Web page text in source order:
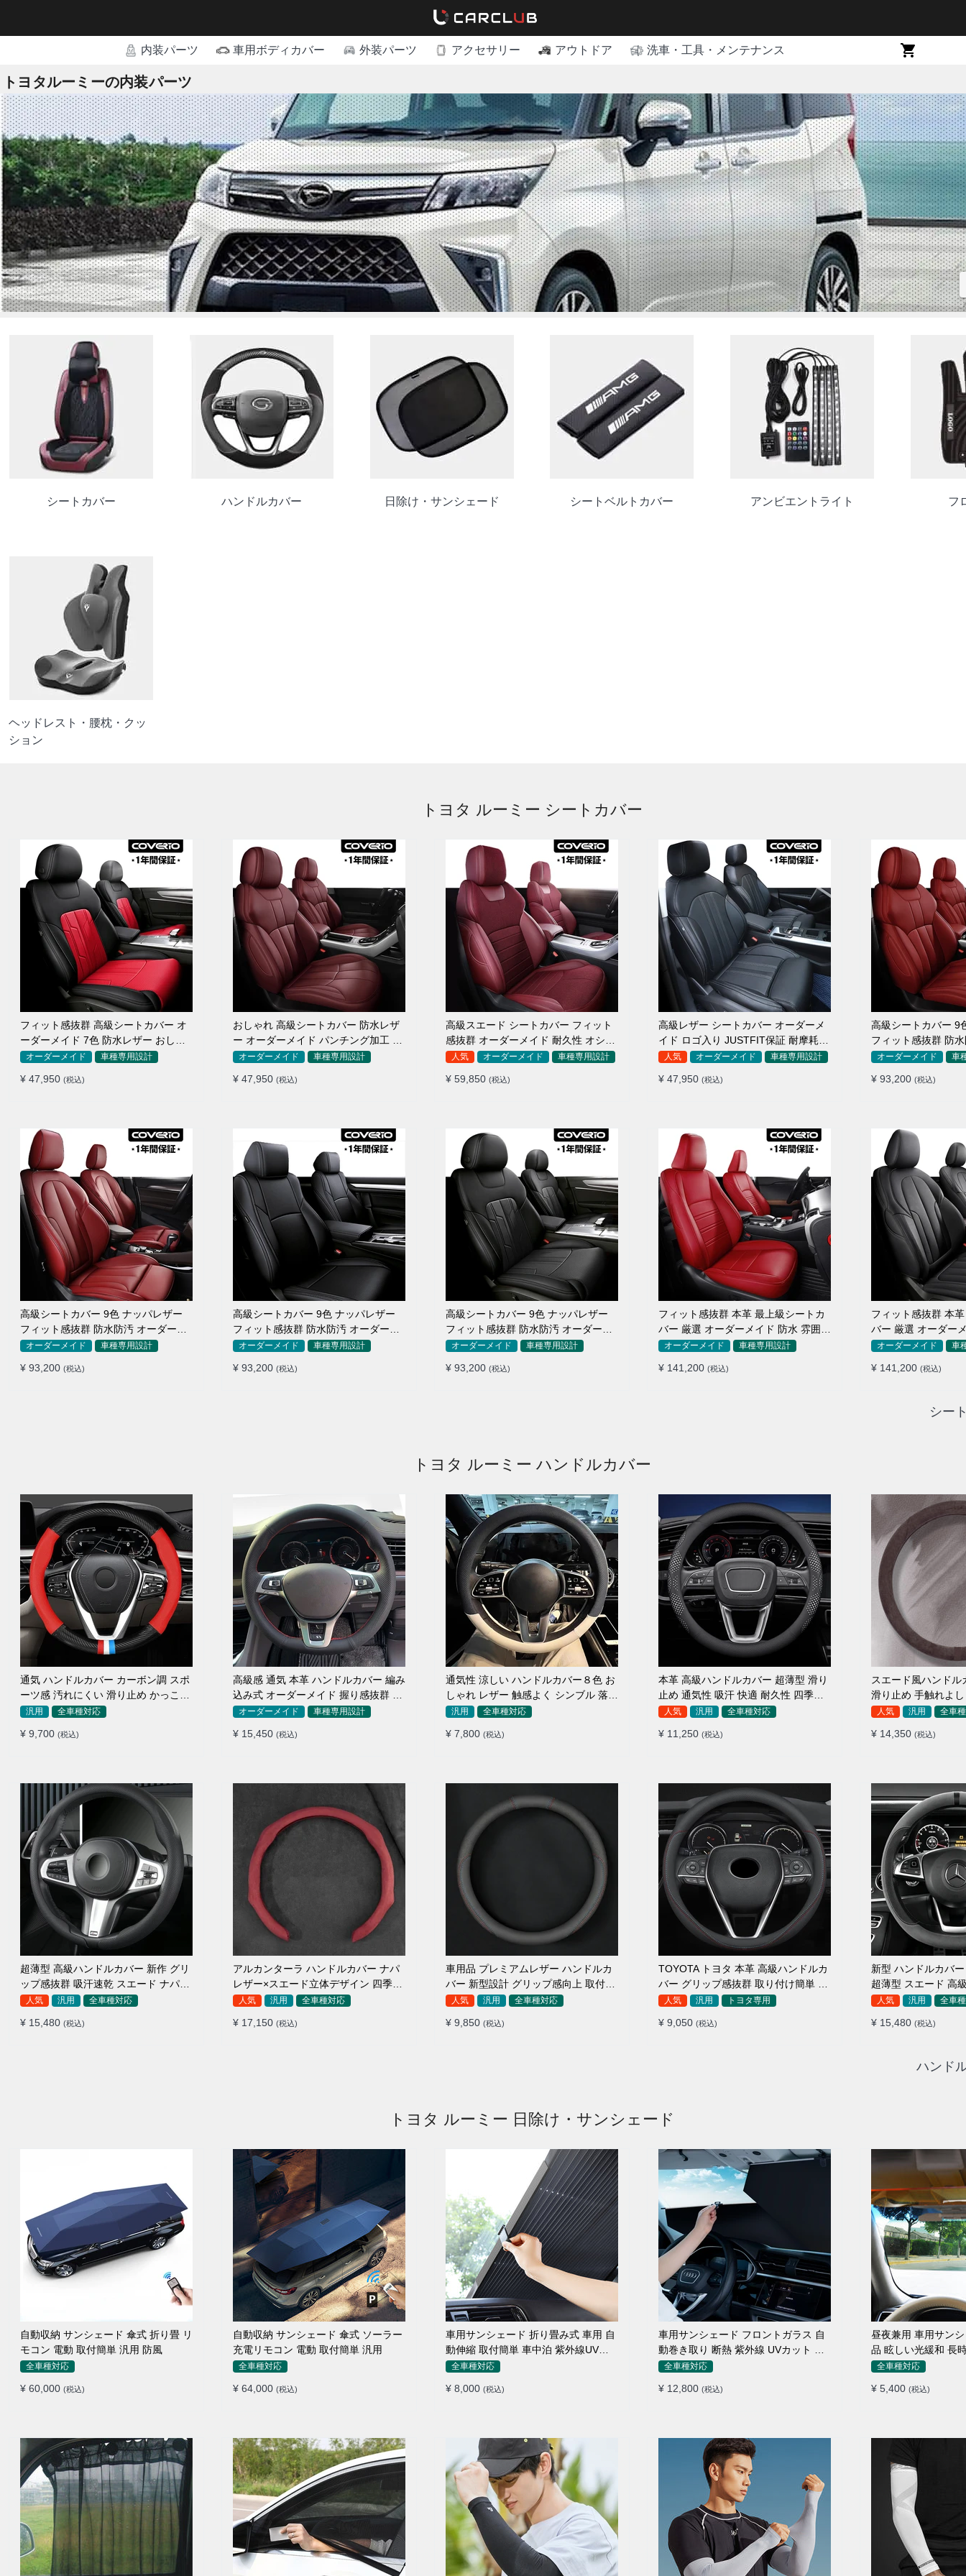
内装パーツ 車用ボディカバー 外装パーツ アクセサリー アウトドア 洗車・工具・メンテナンス
トヨタルーミーの内装パーツ
シートカバー ハンドルカバー 日除け・サンシェード シートベルトカバー アンビエントライト フ
ヘッドレスト・腰枕・クッ
ション
トヨタ ルーミー シートカバー
フィット感抜群 高級シートカバー オ
ーダーメイド 7色 防水レザー おしゃ
れ 全席セット
オーダーメイド 車種専用設計
¥ 47,950 (税込)
おしゃれ 高級シートカバー 防水レザ
ー オーダーメイド パンチング加工 9
色 全席セット
オーダーメイド 車種専用設計
¥ 47,950 (税込)
高級スエード シートカバー フィット
感抜群 オーダーメイド 耐久性 オシャ
レ 全席セット
人気 オーダーメイド 車種専用設計
¥ 59,850 (税込)
高級レザー シートカバー オーダーメ
イド ロゴ入り JUSTFIT保証 耐摩耗性
全席セット
人気 オーダーメイド 車種専用設計
¥ 47,950 (税込)
高級シートカバー 9
フィット感抜群 防
イド 全席セット
オーダーメイド 車
¥ 93,200 (税込)
高級シートカバー 9色 ナッパレザー
フィット感抜群 防水防汚 オーダーメ
イド 全席セット
オーダーメイド 車種専用設計
¥ 93,200 (税込)
高級シートカバー 9色 ナッパレザー
フィット感抜群 防水防汚 オーダーメ
イド 全席セット
オーダーメイド 車種専用設計
¥ 93,200 (税込)
高級シートカバー 9色 ナッパレザー
フィット感抜群 防水防汚 オーダーメ
イド 全席セット
オーダーメイド 車種専用設計
¥ 93,200 (税込)
フィット感抜群 本革 最上級シートカ
バー 厳選 オーダーメイド 防水 雰囲気
全席セット
オーダーメイド 車種専用設計
¥ 141,200 (税込)
フィット感抜群 本
バー 厳選 オーダー
全席セット
オーダーメイド 車
¥ 141,200 (税込)
シー
トヨタ ルーミー ハンドルカバー
通気 ハンドルカバー カーボン調 スポ
ーツ感 汚れにくい 滑り止め かっこい
い 取り付け簡単 38CM
汎用 全車種対応
¥ 9,700 (税込)
高級感 通気 本革 ハンドルカバー 編み
込み式 オーダーメイド 握り感抜群 操
作性アップ
オーダーメイド 車種専用設計
¥ 15,450 (税込)
通気性 涼しい ハンドルカバー８色 お
しゃれ レザー 触感よく シンブル 落ち
着いた気品 35~40CM
汎用 全車種対応
¥ 7,800 (税込)
本革 高級ハンドルカバー 超薄型 滑り
止め 通気性 吸汗 快適 耐久性 四季汎
用 35~40CM
人気 汎用 全車種対応
¥ 11,250 (税込)
スエード風ハンドル
滑り止め 手触れよ
汎用 35~38CM
人気 汎用 全車
¥ 14,350 (税込)
超薄型 高級ハンドルカバー 新作 グリ
ップ感抜群 吸汗速乾 スエード ナパレ
ザー 通年使用 37~38CM
人気 汎用 全車種対応
¥ 15,480 (税込)
アルカンターラ ハンドルカバー ナパ
レザー×スエード立体デザイン 四季汎
用 O/D型兼用 38-40cm
人気 汎用 全車種対応
¥ 17,150 (税込)
車用品 プレミアムレザー ハンドルカ
バー 新型設計 グリップ感向上 取付簡
単 滑り止め 36〜38cm
人気 汎用 全車種対応
¥ 9,850 (税込)
TOYOTA トヨタ 本革 高級ハンドルカ
バー グリップ感抜群 取り付け簡単 滑
り止め 37~40CM
人気 汎用 トヨタ専用
¥ 9,050 (税込)
新型 ハンドルカバー ベビーフリー
超薄型 スエード 高級感 四季汎用 3色
展開 38CM
人気 汎用 全車
¥ 15,480 (税込)
ハンド
トヨタ ルーミー 日除け・サンシェード
自動収納 サンシェード 傘式 折り畳 リ
モコン 電動 取付簡単 汎用 防風
全車種対応
¥ 60,000 (税込)
自動収納 サンシェード 傘式 ソーラー
充電リモコン 電動 取付簡単 汎用
全車種対応
¥ 64,000 (税込)
車用サンシェード 折り畳み式 車用 自
動伸縮 取付簡単 車中泊 紫外線UVカ
ット 仮眠 断熱
全車種対応
¥ 8,000 (税込)
車用サンシェード フロントガラス 自
動巻き取り 断熱 紫外線 UVカット 取
付収納便利
全車種対応
¥ 12,800 (税込)
昼夜兼用 車用サン
品 眩しい光緩和 長
素材
全車種対応
¥ 5,400 (税込)